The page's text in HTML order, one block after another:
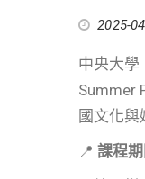
2025-
中央大學
Summer
國文化與
📍 課程期